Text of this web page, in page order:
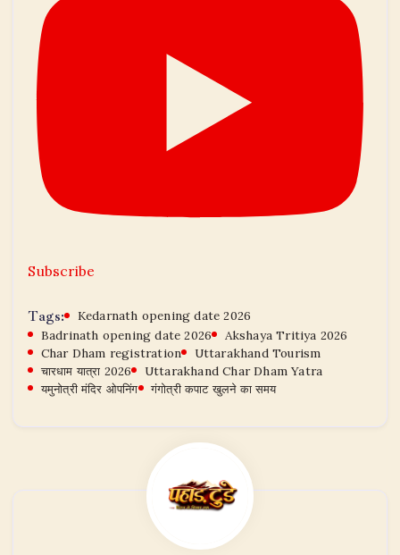
Subscribe
Tags:
Kedarnath opening date 2026
Badrinath opening date 2026
Akshaya Tritiya 2026
Char Dham registration
Uttarakhand Tourism
चारधाम यात्रा 2026
Uttarakhand Char Dham Yatra
यमुनोत्री मंदिर ओपनिंग
गंगोत्री कपाट खुलने का समय